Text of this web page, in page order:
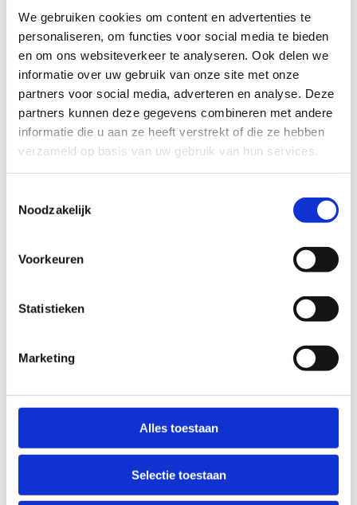
We gebruiken cookies om content en advertenties te
personaliseren, om functies voor social media te bieden
en om ons websiteverkeer te analyseren. Ook delen we
informatie over uw gebruik van onze site met onze
partners voor social media, adverteren en analyse. Deze
partners kunnen deze gegevens combineren met andere
informatie die u aan ze heeft verstrekt of die ze hebben
verzameld op basis van uw gebruik van hun services.
Noodzakelijk
Voorkeuren
Statistieken
Marketing
Alles toestaan
Selectie toestaan
Uniquick Reich
UniQuick Aftap- en
Ontluchtingsventiel
Op voorraad*
Uniquick Reich
UniQuick Aftapventiel 1
Uitgang
Op voorraad*
Uniquick Reich
Uitgang
Vergelijk
2 Uitgangen
€17,85
Vergelijk